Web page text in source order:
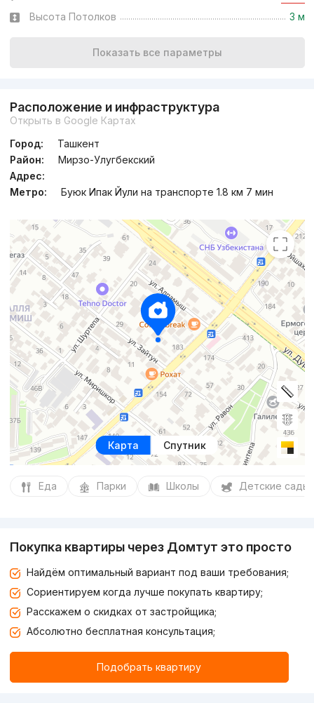
Высота Потолков 3 м
Показать все параметры
Расположение и инфраструктура
Открыть в Google Картах
Город:
Ташкент
Район:
Мирзо-Улугбекский
Адрес:
Метро:
Буюк Ипак Йули на транспорте 1.8 км 7 мин
Карта Спутник
Еда Парки Школы Детские сады
Покупка квартиры через Домтут это просто
Найдём оптимальный вариант под ваши требования;
Сориентируем когда лучше покупать квартиру;
Расскажем о скидках от застройщика;
Абсолютно бесплатная консультация;
Подобрать квартиру